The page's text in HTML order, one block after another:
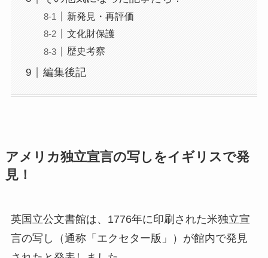
新発見・再評価
文化財保護
歴史考察
編集後記
アメリカ独立宣言の写しをイギリスで発
見！
英国立公文書館は、1776年に印刷された米独立宣
言の写し（通称「エクセター版」）が館内で発見